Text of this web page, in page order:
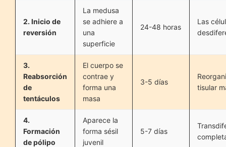
2. Inicio de
reversión
La medusa
se adhiere a
una
superficie
24-48 horas
Las
3.
Reabsorción
de
tentáculos
El cuerpo se
contrae y
forma una
masa
3-5 días
tisular
4.
Formación
de pólipo
Aparece la
forma sésil
juvenil
5-7 días